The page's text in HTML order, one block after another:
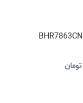
تومان